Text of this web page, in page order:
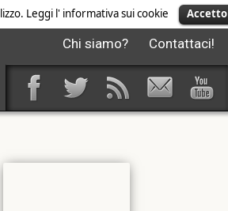
Leggi l' informativa sui cookie Accetto
Chi siamo? Contattaci!